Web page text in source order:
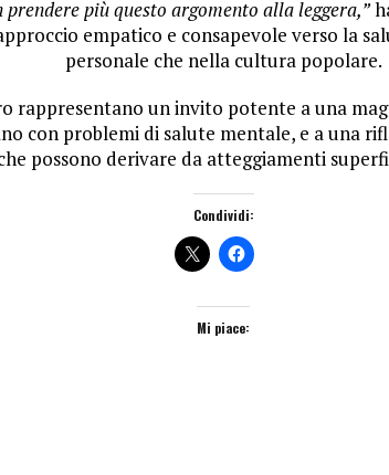
prendere più questo argomento alla leggera,”
empatico e consapevole verso la
personale che nella cultura popolare.
rappresentano un invito potente a una
con problemi di salute mentale, e a una
possono derivare da atteggiamenti
Condividi:
Mi piace: